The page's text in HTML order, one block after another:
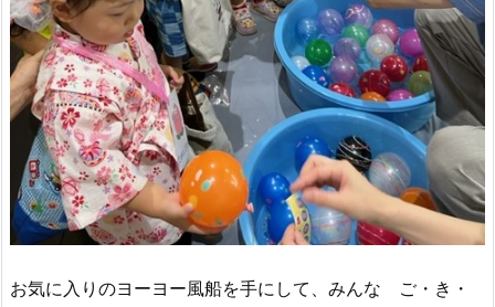
お気に入りのヨーヨー風船を手にして、みんな ご・き・